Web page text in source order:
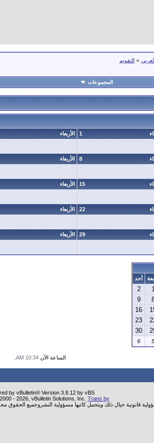
> التقويم
المجموعات
1 الأربعاء
8 الأربعاء
15 الأربعاء
22 الأربعاء
29 الأربعاء
أحد
2
9
16
23
30
5
6
الساعة الآن 10:34 AM
by vBulletin® Version 3.8.12 by vBS
- 2026, vBulletin Solutions, Inc. Trans by
قانونية حيال ذلك ويتحمل كاتبها مسؤولية النشروجميع